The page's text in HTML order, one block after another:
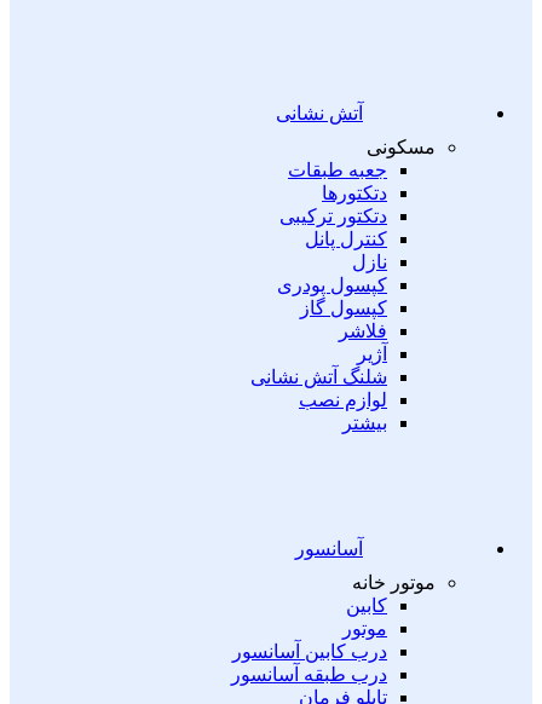
آتش نشانی
مسکونی
جعبه طبقات
دتکتورها
دتکتور ترکیبی
کنترل پانل
نازل
کپسول پودری
کپسول گاز
فلاشر
آژیر
شلنگ آتش نشانی
لوازم نصب
بیشتر
آسانسور
موتور خانه
کابین
موتور
درب کابین آسانسور
درب طبقه آسانسور
تابلو فرمان